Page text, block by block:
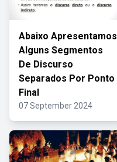
Abaixo Apresentamos
Alguns Segmentos
De Discurso
Separados Por Ponto
Final
07 September 2024